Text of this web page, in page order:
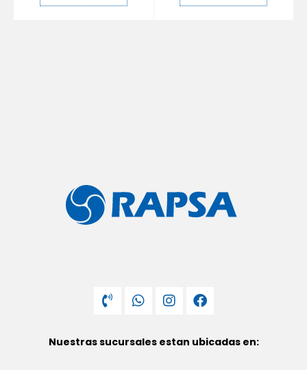
Nuestras sucursales estan ubicadas en: